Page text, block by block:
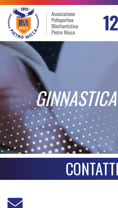
CONTATTI